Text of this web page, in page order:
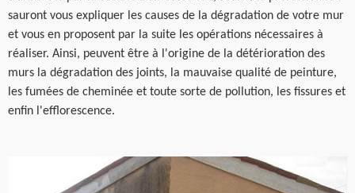
sauront vous expliquer les causes de la dégradation de votre mur
et vous en proposent par la suite les opérations nécessaires à
réaliser. Ainsi, peuvent être à l'origine de la détérioration des
murs la dégradation des joints, la mauvaise qualité de peinture,
les fumées de cheminée et toute sorte de pollution, les fissures et
enfin l'efflorescence.